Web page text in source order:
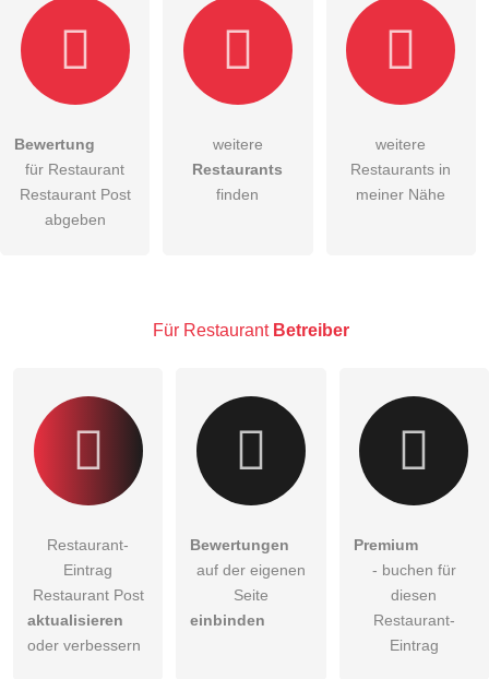
Hiermit akzeptiere ich dieAGB
DieDatenschutzerklärung habe ich zur Kenntnis genommen.
Besucher sichtbar.
Bewertung
für Restaurant
Restaurant Post
abgeben
weitere
Restaurants
finden
weitere
Restaurants in
meiner Nähe
Für Restaurant Betreiber
Restaurant-
Eintrag
Restaurant Post
aktualisieren
oder verbessern
Bewertungen
auf der eigenen
Seite
einbinden
Premium
- buchen für
diesen
Restaurant-
Eintrag